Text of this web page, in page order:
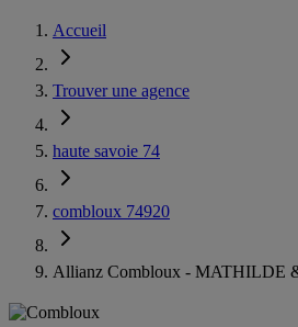
Accueil
Trouver une agence
haute savoie 74
combloux 74920
Allianz Combloux - MATHILDE